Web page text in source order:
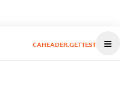
CAHEADER.GETTEST